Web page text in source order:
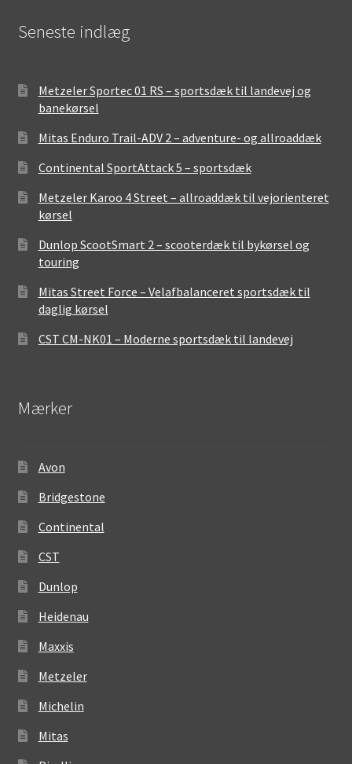
Seneste indlæg
Metzeler Sportec 01 RS – sportsdæk til landevej og
banekørsel
Mitas Enduro Trail-ADV 2 – adventure- og allroaddæk
Continental SportAttack 5 – sportsdæk
Metzeler Karoo 4 Street – allroaddæk til vejorienteret
kørsel
Dunlop ScootSmart 2 – scooterdæk til bykørsel og
touring
Mitas Street Force – Velafbalanceret sportsdæk til
daglig kørsel
CST CM-NK01 – Moderne sportsdæk til landevej
Mærker
Avon
Bridgestone
Continental
CST
Dunlop
Heidenau
Maxxis
Metzeler
Michelin
Mitas